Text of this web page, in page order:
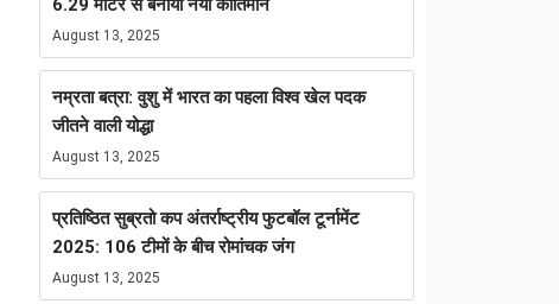
6.29 मीटर से बनाया नया कीर्तिमान
August 13, 2025
नम्रता बत्रा: वुशु में भारत का पहला विश्व खेल पदक
जीतने वाली योद्धा
August 13, 2025
प्रतिष्ठित सुब्रतो कप अंतर्राष्ट्रीय फुटबॉल टूर्नामेंट
2025: 106 टीमों के बीच रोमांचक जंग
August 13, 2025